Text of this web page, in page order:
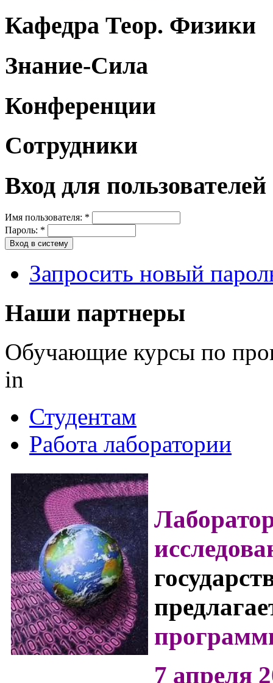
Кафедра Теор. Физики
Знание-Сила
Конференции
Сотрудники
Вход для пользователей
Имя пользователя: *
Пароль: *
Запросить новый
Наши партнеры
Обучающие курсы по
in
Студентам
Работа лаборатории
7 апреля